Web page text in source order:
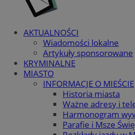
AKTUALNOŚCI
Wiadomości lokalne
Artykuły sponsorowane
KRYMINALNE
MIASTO
INFORMACJE O MIEŚCIE
Historia miasta
Ważne adresy i
Harmonogram
Parafie i Msze